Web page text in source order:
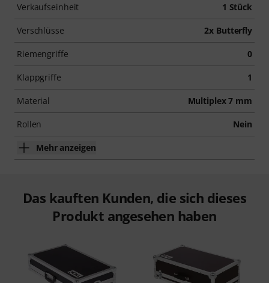
Verkaufseinheit 1 Stück
Verschlüsse 2x Butterfly
Riemengriffe 0
Klappgriffe 1
Material Multiplex 7 mm
Rollen Nein
Mehr anzeigen
Das kauften Kunden, die sich dieses
Produkt angesehen haben